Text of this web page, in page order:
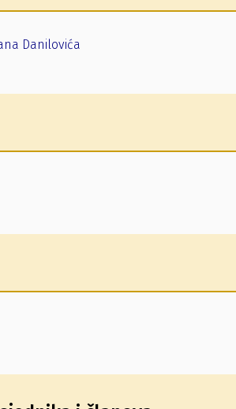
Danilovića